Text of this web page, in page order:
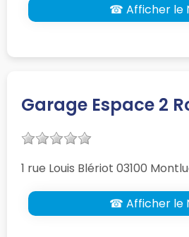
☎ Afficher le
Garage Espace 2
1 rue Louis Blériot 03100
☎ Afficher le